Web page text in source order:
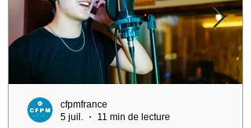
cfpmfrance
5 juil.
11 min de lecture